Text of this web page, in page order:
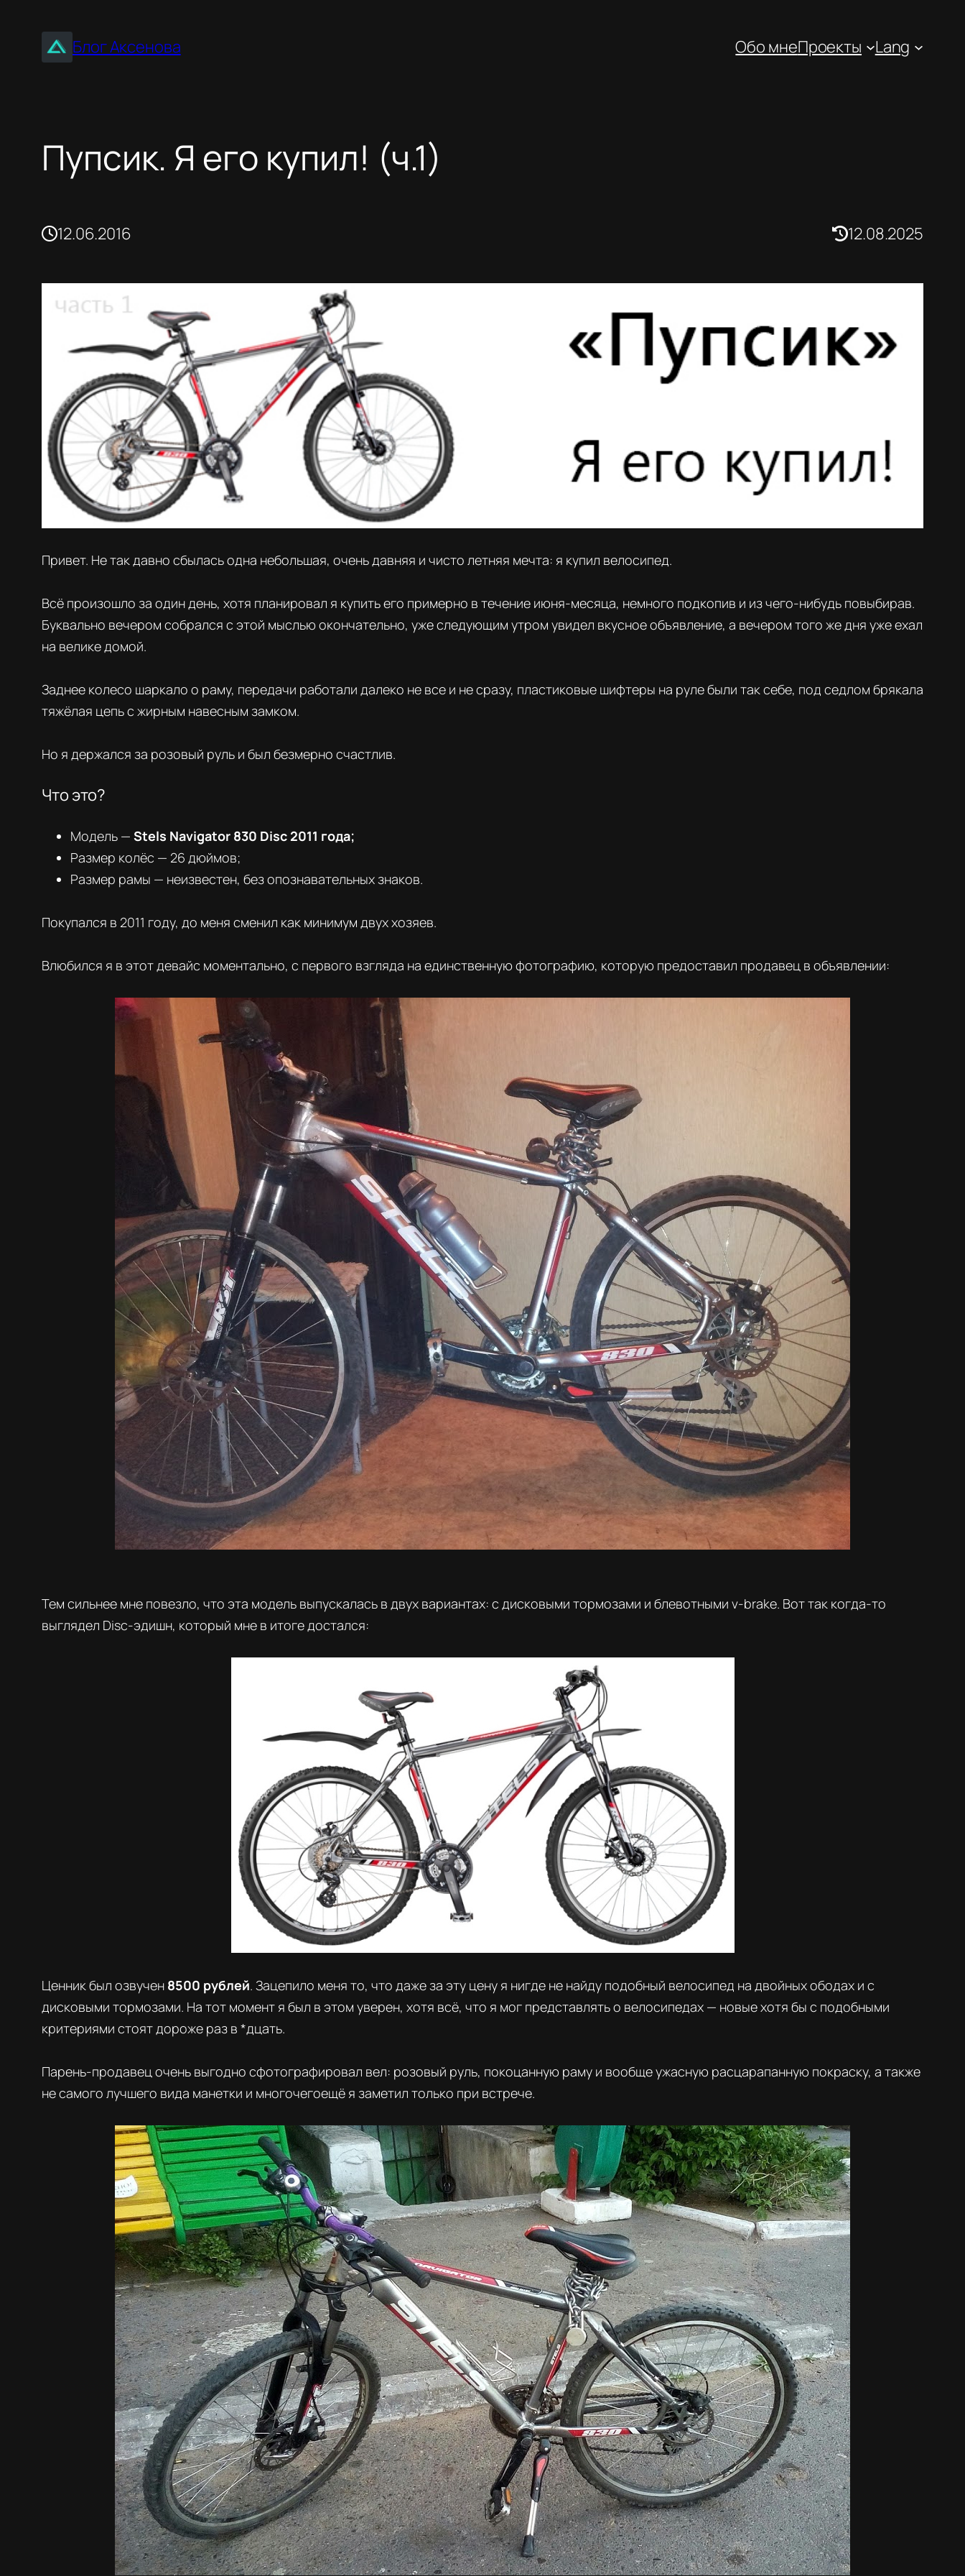
содержимому
Блог Аксенова Обо мнеПроекты Lang
Пупсик. Я его купил! (ч.1)
12.06.2016 12.08.2025
Привет. Не так давно сбылась одна небольшая, очень давняя и чисто летняя мечта: я купил велосипед.
Всё произошло за один день, хотя планировал я купить его примерно в течение июня-месяца, немного подкопив и из чего-нибудь повыбирав.
Буквально вечером собрался с этой мыслью окончательно, уже следующим утром увидел вкусное объявление, а вечером того же дня уже ехал
на велике домой.
Заднее колесо шаркало о раму, передачи работали далеко не все и не сразу, пластиковые шифтеры на руле были так себе, под седлом брякала
тяжёлая цепь с жирным навесным замком.
Но я держался за розовый руль и был безмерно счастлив.
Что это?
Модель — Stels Navigator 830 Disc 2011 года;
Размер колёс — 26 дюймов;
Размер рамы — неизвестен, без опознавательных знаков.
Покупался в 2011 году, до меня сменил как минимум двух хозяев.
Влюбился я в этот девайс моментально, с первого взгляда на единственную фотографию, которую предоставил продавец в объявлении:
Тем сильнее мне повезло, что эта модель выпускалась в двух вариантах: с дисковыми тормозами и блевотными v-brake. Вот так когда-то
выглядел Disc-эдишн, который мне в итоге достался:
Ценник был озвучен 8500 рублей. Зацепило меня то, что даже за эту цену я нигде не найду подобный велосипед на двойных ободах и с
дисковыми тормозами. На тот момент я был в этом уверен, хотя всё, что я мог представлять о велосипедах — новые хотя бы с подобными
критериями стоят дороже раз в *дцать.
Парень-продавец очень выгодно сфотографировал вел: розовый руль, покоцанную раму и вообще ужасную расцарапанную покраску, а также
не самого лучшего вида манетки и многочегоещё я заметил только при встрече.